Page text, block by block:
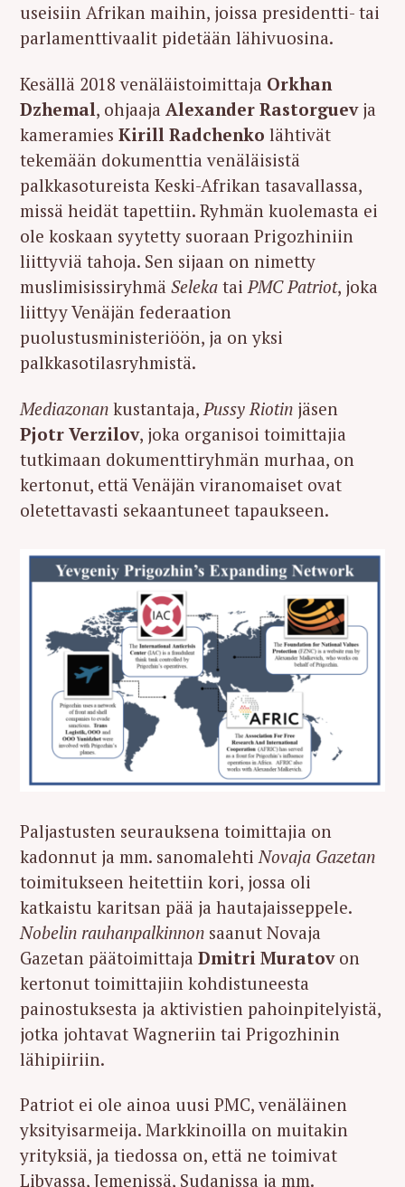
useisiin Afrikan maihin, joissa presidentti- tai
parlamenttivaalit pidetään lähivuosina.
Kesällä 2018 venäläistoimittaja Orkhan
Dzhemal, ohjaaja Alexander Rastorguevja
kameramies Kirill Radchenko lähtivät
tekemään dokumenttia venäläisistä
palkkasotureista Keski-Afrikan tasavallassa,
missä heidät tapettiin. Ryhmän kuolemasta ei
ole koskaan syytetty suoraan Prigozhiniin
liittyviä tahoja. Sen sijaan on nimetty
muslimisissiryhmä Seleka taiPMC Patriot, joka
liittyy Venäjän federaation
puolustusministeriöön, ja on yksi
palkkasotilasryhmistä.
Mediazonan kustantaja, Pussy Riotin jäsen
Pjotr Verzilov, joka organisoi toimittajia
tutkimaan dokumenttiryhmän murhaa, on
kertonut, että Venäjän viranomaiset ovat
oletettavasti sekaantuneet tapaukseen.
Paljastusten seurauksena toimittajia on
kadonnut ja mm. sanomalehti Novaja Gazetan
toimitukseen heitettiin kori, jossa oli
katkaistu karitsan pää ja hautajaisseppele.
Nobelin rauhanpalkinnon saanut Novaja
Gazetan päätoimittaja Dmitri Muratovon
kertonut toimittajiin kohdistuneesta
painostuksesta ja aktivistien pahoinpitelyistä,
jotka johtavat Wagneriin tai Prigozhinin
lähipiiriin.
Patriot ei ole ainoa uusi PMC, venäläinen
yksityisarmeija. Markkinoilla on muitakin
yrityksiä, ja tiedossa on, että ne toimivat
Libyassa, Jemenissä, Sudanissa ja mm.